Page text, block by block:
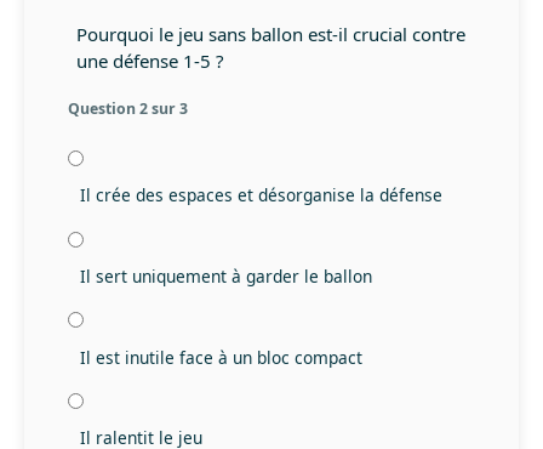
Question 2 sur 3
Pourquoi le jeu sans ballon est-il crucial contre
une défense 1-5 ?
Il crée des espaces et désorganise la défense
Il sert uniquement à garder le ballon
Il est inutile face à un bloc compact
Il ralentit le jeu